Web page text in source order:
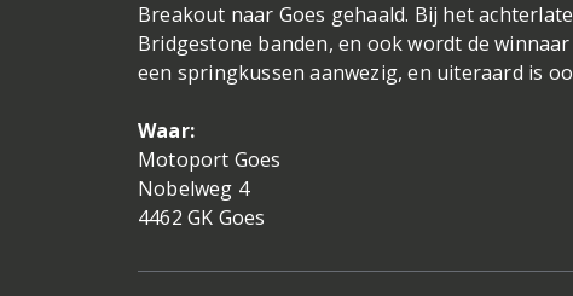
Breakout naar Goes gehaald. Bij het
Bridgestone banden, en ook wordt de
een springkussen aanwezig, en uiteraard is
Waar:
Motoport Goes
Nobelweg 4
4462 GK Goes